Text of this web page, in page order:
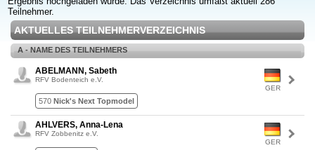
Teilnehmer.
AKTUELLES TEILNEHMERVERZEICHNIS
A - NAME DES TEILNEHMERS
GER
ABELMANN, Sabeth
RFV Bodenteich e.V.
570 Nick's Next Topmodel
GER
AHLVERS, Anna-Lena
RFV Zobbenitz e.V.